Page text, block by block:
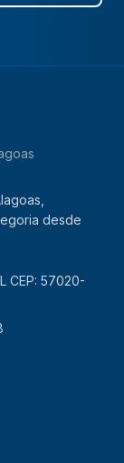
desde
CEP: 57020-